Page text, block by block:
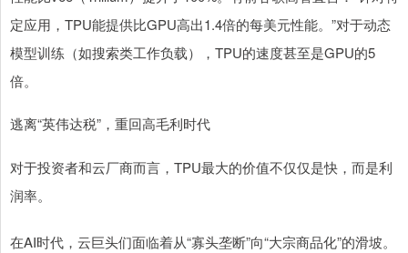
定应用，TPU能提供比GPU高出1.4倍的每美元性能。”对于动态
模型训练（如搜索类工作负载），TPU的速度甚至是GPU的5
倍。
逃离“英伟达税”，重回高毛利时代
对于投资者和云厂商而言，TPU最大的价值不仅仅是快，而是利
润率。
在AI时代，云巨头们面临着从“寡头垄断”向“大宗商品化”的滑坡。